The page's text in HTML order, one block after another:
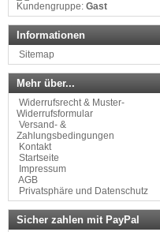
Kundengruppe: Gast
Informationen
Sitemap
Mehr über...
Widerrufsrecht & Muster-
Widerrufsformular
Versand- &
Zahlungsbedingungen
Kontakt
Startseite
Impressum
AGB
Privatsphäre und Datenschutz
Sicher zahlen mit PayPal